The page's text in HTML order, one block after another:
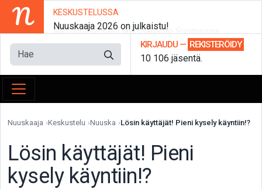
N KESKUSTELUSSA
Nuuskaaja 2026 on julkaistu!
KIRJAUDU — REKISTERÖIDY
10 106 jäsentä.
Nuuskaaja Keskustelu Nuuska Lösin käyttäjät! Pieni kysely käyntiin!?
Lösin käyttäjät! Pieni
kysely käyntiin!?